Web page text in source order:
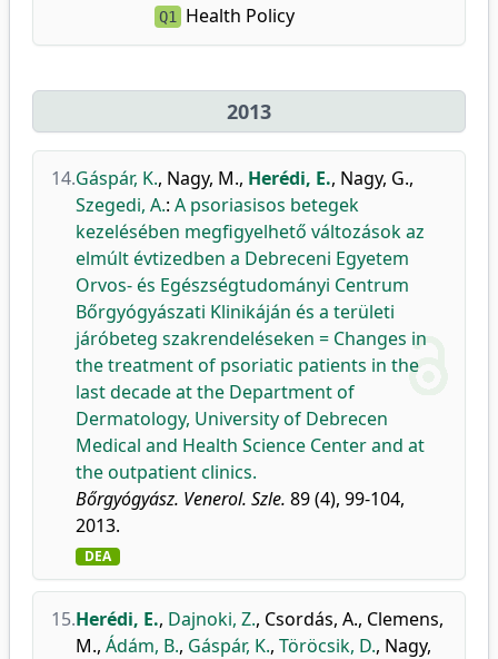
Q1 Health Policy
2013
14.Gáspár, K., Nagy, M., Herédi, E., Nagy, G.,
Szegedi, A.: A psoriasisos betegek
kezelésében megfigyelhető változások az
elmúlt évtizedben a Debreceni Egyetem
Orvos- és Egészségtudományi Centrum
Bőrgyógyászati Klinikáján és a területi
járóbeteg szakrendeléseken = Changes in
the treatment of psoriatic patients in the
last decade at the Department of
Dermatology, University of Debrecen
Medical and Health Science Center and at
the outpatient clinics.
Bőrgyógyász. Venerol. Szle. 89 (4), 99-104,
2013.
DEA
15.Herédi, E., Dajnoki, Z., Csordás, A., Clemens,
M., Ádám, B., Gáspár, K., Töröcsik, D., Nagy,